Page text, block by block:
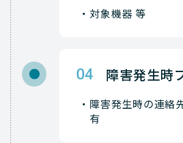
対象機器 等
04 障害発生時
障害発生時の連絡
有